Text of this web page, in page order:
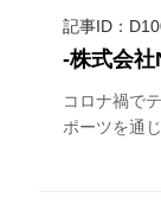
記事ID：
-株式会
コロナ禍で
ポーツを通